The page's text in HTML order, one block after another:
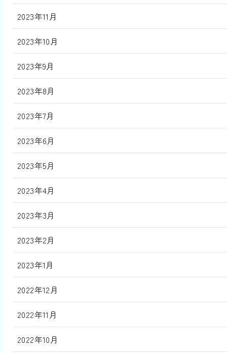
2023年11月
2023年10月
2023年9月
2023年8月
2023年7月
2023年6月
2023年5月
2023年4月
2023年3月
2023年2月
2023年1月
2022年12月
2022年11月
2022年10月